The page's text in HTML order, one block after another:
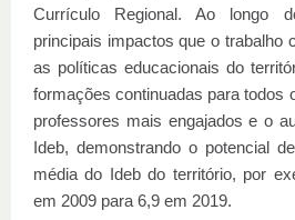
Currículo Regional. Ao longo
principais impactos que o trabalho
as políticas educacionais do
formações continuadas para todos
professores mais engajados e o
Ideb, demonstrando o potencial
média do Ideb do território, por
em 2009 para 6,9 em 2019.